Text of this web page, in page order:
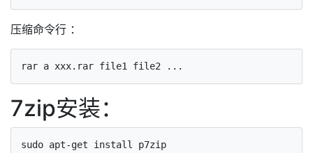
压缩命令行 ：
7zip安装：